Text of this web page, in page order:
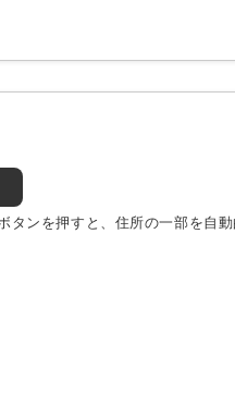
タンを押すと、住所の一部を自動